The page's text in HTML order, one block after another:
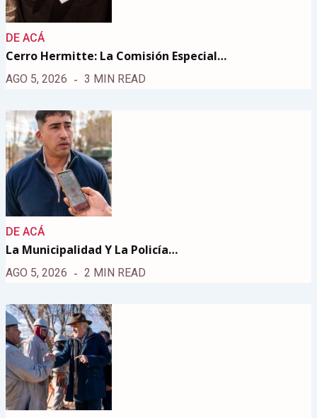
DE ACÁ
Cerro Hermitte: La Comisión Especial…
AGO 5, 2026 3 MIN READ
DE ACÁ
La Municipalidad Y La Policía…
AGO 5, 2026 2 MIN READ